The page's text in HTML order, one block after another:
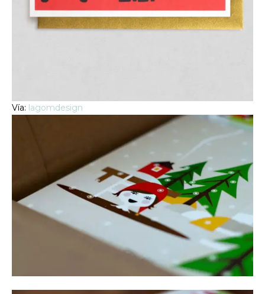
Vía: lagomdesign